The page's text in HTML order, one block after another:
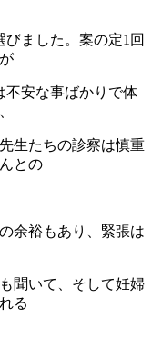
びました。案の定1回
不安な事ばかりで体
生たちの診察は慎重
との
余裕もあり、緊張は
聞いて、そして妊婦
る